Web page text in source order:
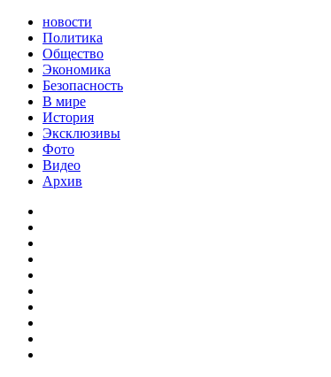
новости
Политика
Общество
Экономика
Безопасность
В мире
История
Эксклюзивы
Фото
Видео
Архив